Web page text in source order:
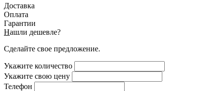
Доставка
Оплата
Гарантии
Нашли дешевле?
Сделайте свое предложение.
Укажите количество
Укажите свою цену
Телефон